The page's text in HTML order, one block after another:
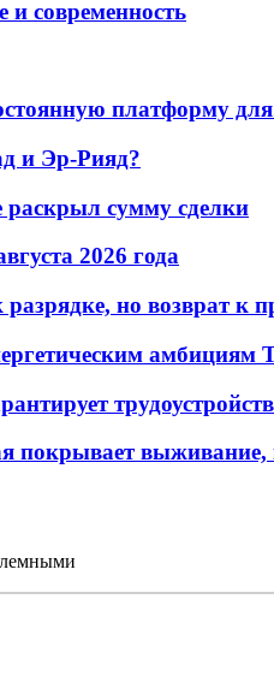
современность
платформу
и Эр-Рияд?
раскрыл сумму сделки
2026 года
но возврат к
амбициям
покрывает выживание,